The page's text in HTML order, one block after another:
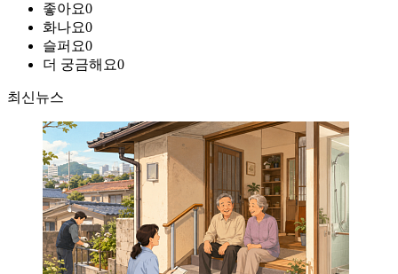
좋아요0
화나요0
슬퍼요0
더 궁금해요0
최신뉴스